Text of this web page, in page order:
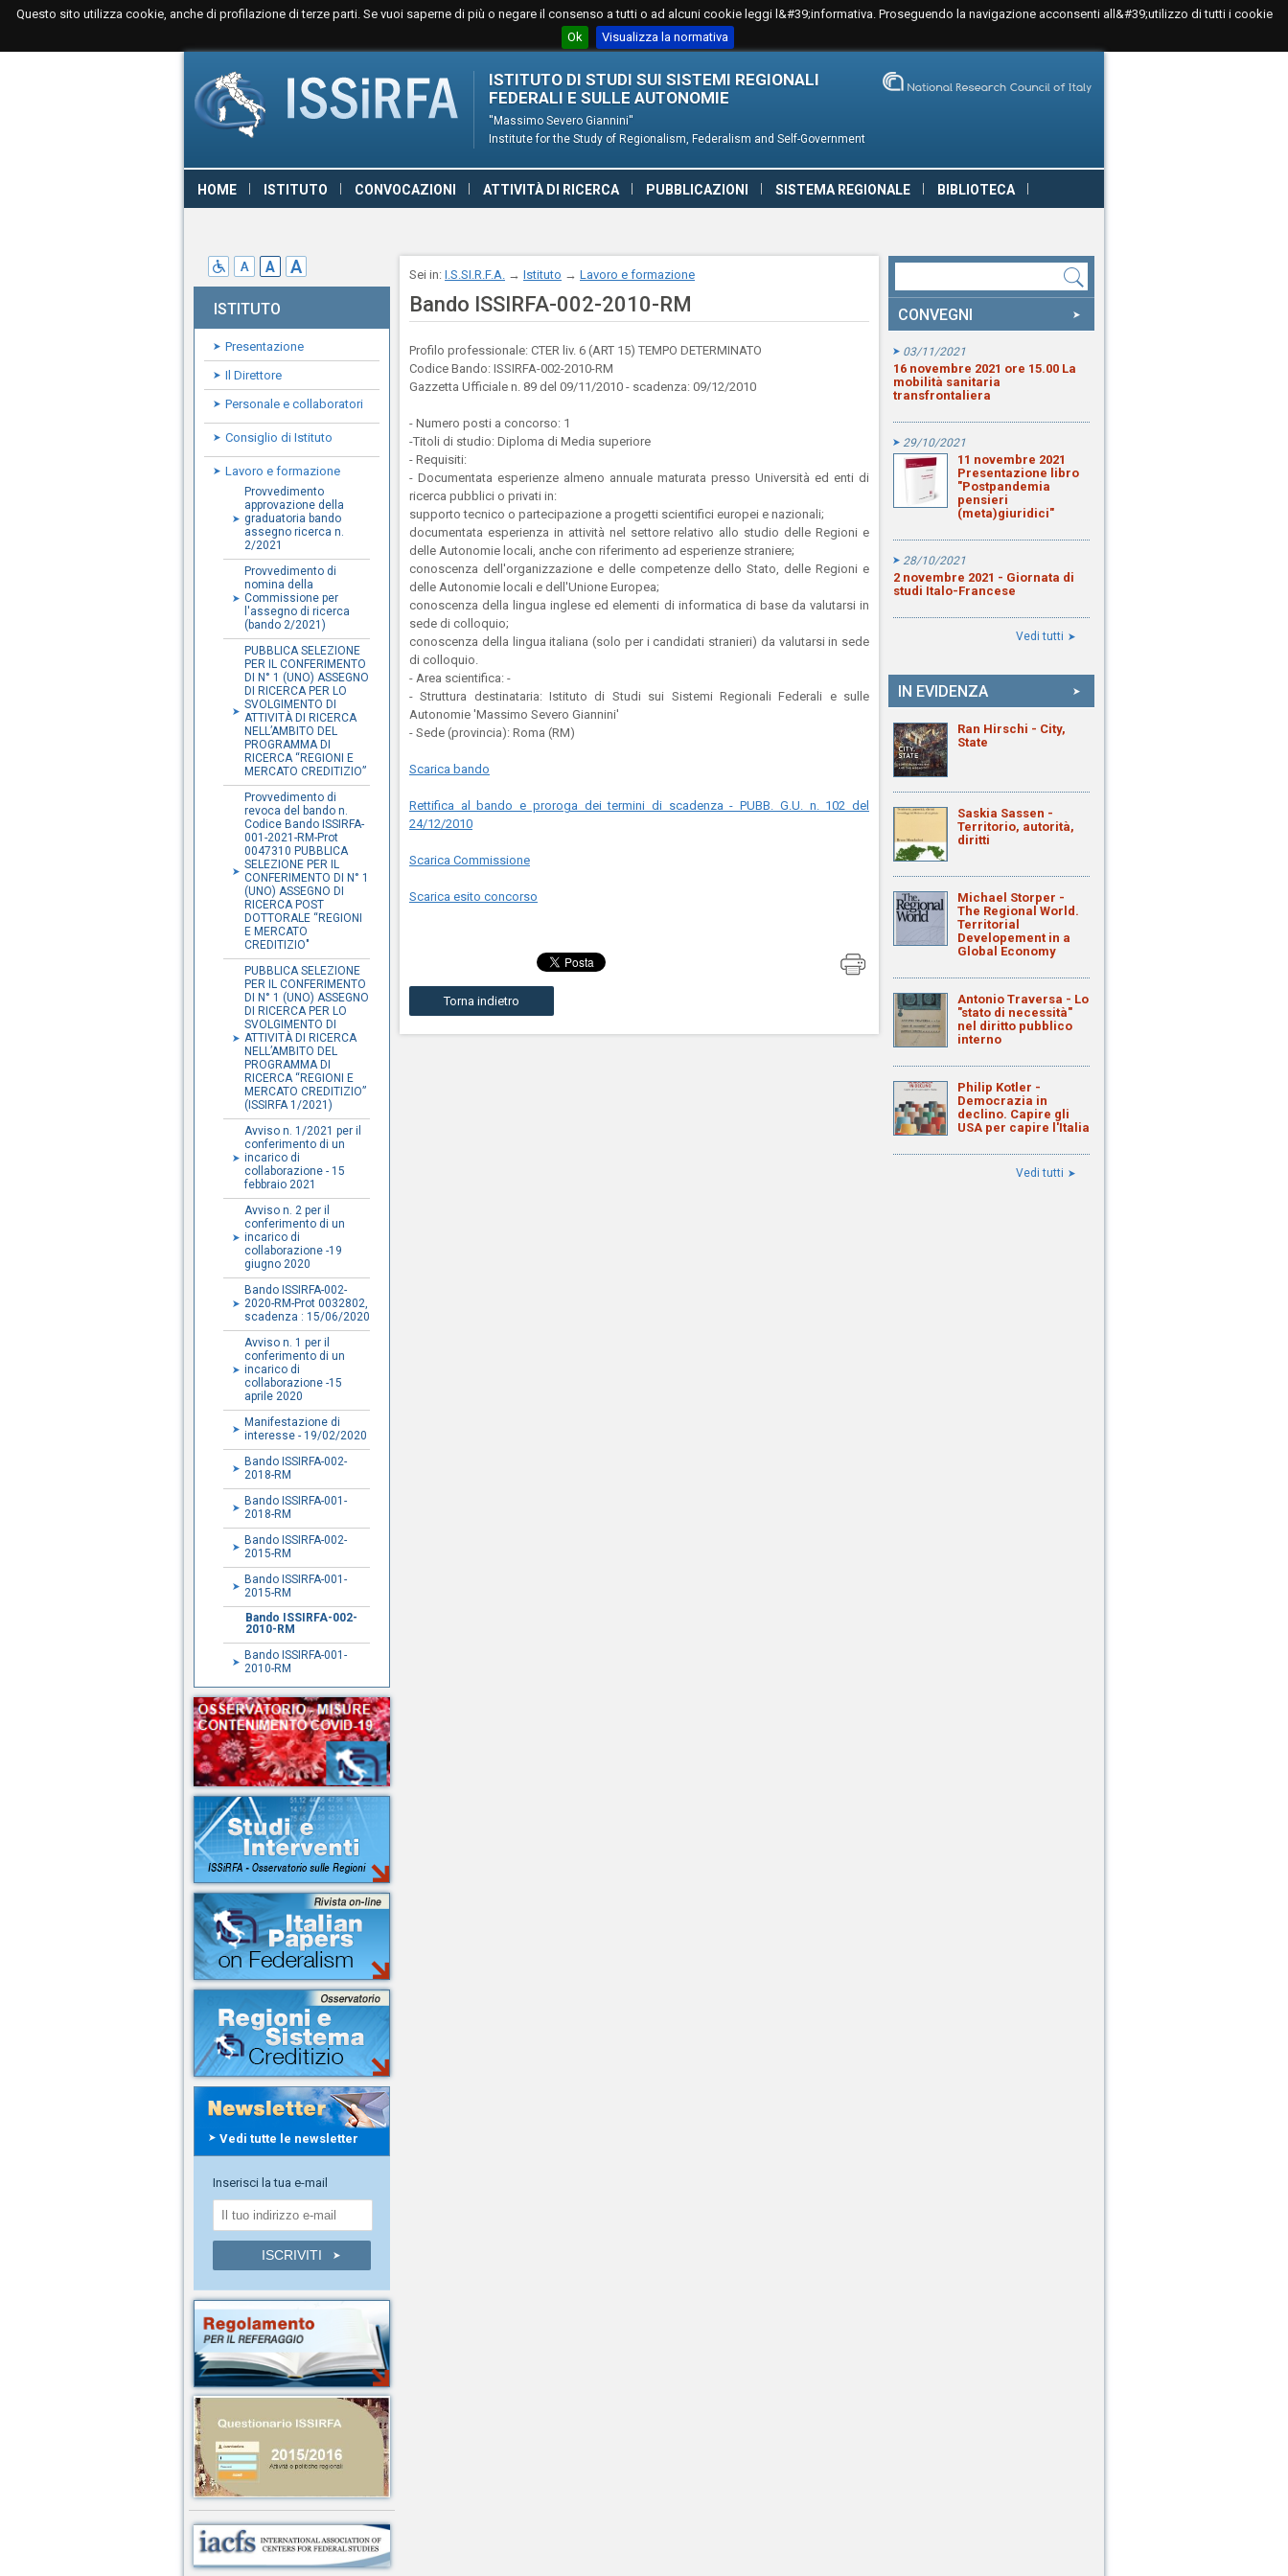
Questo sito utilizza cookie, anche di profilazione di terze parti. Se vuoi saperne di più o negare il consenso a tutti o ad alcuni cookie leggi l&#39;informativa. Proseguendo la navigazione acconsenti all&#39;utilizzo di tutti i cookie
Ok
Visualizza la normativa
ISTITUTO DI STUDI SUI SISTEMI REGIONALI
FEDERALI E SULLE AUTONOMIE
''Massimo Severo Giannini''
Institute for the Study of Regionalism, Federalism and Self-Government
HOME ISTITUTO CONVOCAZIONI ATTIVITÀ DI RICERCA PUBBLICAZIONI SISTEMA REGIONALE BIBLIOTECA
ISTITUTO
Presentazione
Il Direttore
Personale e collaboratori
Consiglio di Istituto
Lavoro e formazione
Provvedimento
approvazione della
graduatoria bando
assegno ricerca n.
2/2021
Provvedimento di
nomina della
Commissione per
l'assegno di ricerca
(bando 2/2021)
PUBBLICA SELEZIONE
PER IL CONFERIMENTO
DI N° 1 (UNO) ASSEGNO
DI RICERCA PER LO
SVOLGIMENTO DI
ATTIVITÀ DI RICERCA
NELL’AMBITO DEL
PROGRAMMA DI
RICERCA “REGIONI E
MERCATO CREDITIZIO”
Provvedimento di
revoca del bando n.
Codice Bando ISSIRFA-
001-2021-RM-Prot
0047310 PUBBLICA
SELEZIONE PER IL
CONFERIMENTO DI N° 1
(UNO) ASSEGNO DI
RICERCA POST
DOTTORALE “REGIONI
E MERCATO
CREDITIZIO"
PUBBLICA SELEZIONE
PER IL CONFERIMENTO
DI N° 1 (UNO) ASSEGNO
DI RICERCA PER LO
SVOLGIMENTO DI
ATTIVITÀ DI RICERCA
NELL’AMBITO DEL
PROGRAMMA DI
RICERCA “REGIONI E
MERCATO CREDITIZIO”
(ISSIRFA 1/2021)
Avviso n. 1/2021 per il
conferimento di un
incarico di
collaborazione - 15
febbraio 2021
Avviso n. 2 per il
conferimento di un
incarico di
collaborazione -19
giugno 2020
Bando ISSIRFA-002-
2020-RM-Prot 0032802,
scadenza : 15/06/2020
Avviso n. 1 per il
conferimento di un
incarico di
collaborazione -15
aprile 2020
Manifestazione di
interesse - 19/02/2020
Bando ISSIRFA-002-
2018-RM
Bando ISSIRFA-001-
2018-RM
Bando ISSIRFA-002-
2015-RM
Bando ISSIRFA-001-
2015-RM
Bando ISSIRFA-002-
2010-RM
Bando ISSIRFA-001-
2010-RM
Vedi tutte le newsletter
Inserisci la tua e-mail
Sei in: I.S.SI.R.F.A. → Istituto → Lavoro e formazione
Bando ISSIRFA-002-2010-RM
Profilo professionale: CTER liv. 6 (ART 15) TEMPO DETERMINATO
Codice Bando: ISSIRFA-002-2010-RM
Gazzetta Ufficiale n. 89 del 09/11/2010 - scadenza: 09/12/2010
- Numero posti a concorso: 1
-Titoli di studio: Diploma di Media superiore
- Requisiti:
- Documentata esperienze almeno annuale maturata presso Università ed enti di
ricerca pubblici o privati in:
supporto tecnico o partecipazione a progetti scientifici europei e nazionali;
documentata esperienza in attività nel settore relativo allo studio delle Regioni e
delle Autonomie locali, anche con riferimento ad esperienze straniere;
conoscenza dell'organizzazione e delle competenze dello Stato, delle Regioni e
delle Autonomie locali e dell'Unione Europea;
conoscenza della lingua inglese ed elementi di informatica di base da valutarsi in
sede di colloquio;
conoscenza della lingua italiana (solo per i candidati stranieri) da valutarsi in sede
di colloquio.
- Area scientifica: -
- Struttura destinataria: Istituto di Studi sui Sistemi Regionali Federali e sulle
Autonomie 'Massimo Severo Giannini'
- Sede (provincia): Roma (RM)
Scarica bando
Rettifica al bando e proroga dei termini di scadenza - PUBB. G.U. n. 102 del
24/12/2010
Scarica Commissione
Scarica esito concorso
Torna indietro
CONVEGNI
03/11/2021
16 novembre 2021 ore 15.00 La
mobilità sanitaria
transfrontaliera
29/10/2021
11 novembre 2021
Presentazione libro
"Postpandemia
pensieri
(meta)giuridici"
28/10/2021
2 novembre 2021 - Giornata di
studi Italo-Francese
Vedi tutti
IN EVIDENZA
Ran Hirschi - City,
State
Saskia Sassen -
Territorio, autorità,
diritti
Michael Storper -
The Regional World.
Territorial
Developement in a
Global Economy
Antonio Traversa - Lo
"stato di necessità"
nel diritto pubblico
interno
Philip Kotler -
Democrazia in
declino. Capire gli
USA per capire l'Italia
Vedi tutti